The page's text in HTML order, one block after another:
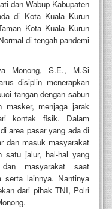
dan Wabup Kabupaten
di Kota Kuala Kurun
Kota Kuala Kurun
di tengah pandemi
Monong, S.E., M.Si
disiplin menerapkan
tangan dengan sabun
masker, menjaga jarak
kontak fisik. Dalam
area pasar yang ada di
dan masuk masyarakat
satu jalur, hal-hal yang
masyarakat saat
lainnya. Nantinya
dari pihak TNI, Polri